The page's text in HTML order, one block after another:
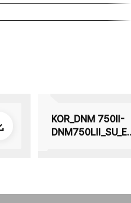
KOR_DNM 750II-